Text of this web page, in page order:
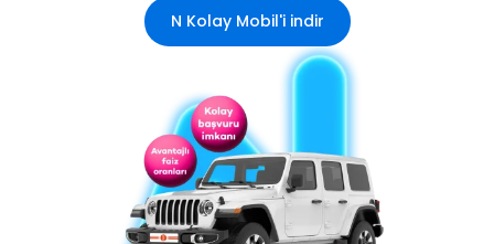
N Kolay Mobil'i indir